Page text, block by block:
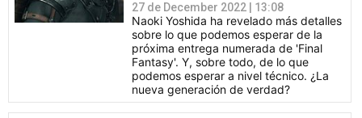
27 de December 2022 | 13:08
Naoki Yoshida ha revelado más detalles
sobre lo que podemos esperar de la
próxima entrega numerada de 'Final
Fantasy'. Y, sobre todo, de lo que
podemos esperar a nivel técnico. ¿La
nueva generación de verdad?